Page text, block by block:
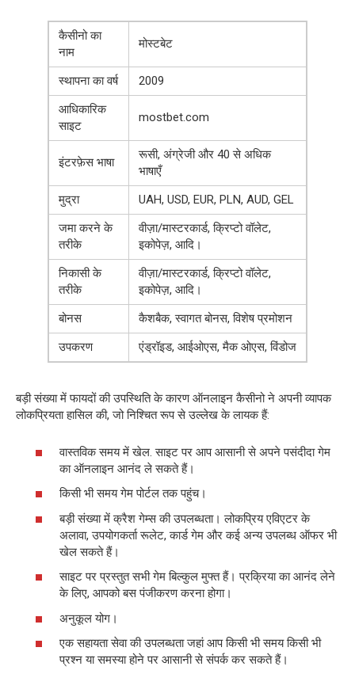
कैसीनो का
नाम
मोस्टबेट
स्थापना का वर्ष
2009
आधिकारिक
साइट
mostbet.com
इंटरफ़ेस भाषा
रूसी, अंग्रेजी और 40 से अधिक
भाषाएँ
मुद्रा
UAH, USD, EUR, PLN, AUD, GEL
जमा करने के
तरीके
वीज़ा/मास्टरकार्ड, क्रिप्टो वॉलेट,
इकोपेज़, आदि।
निकासी के
तरीके
वीज़ा/मास्टरकार्ड, क्रिप्टो वॉलेट,
इकोपेज़, आदि।
बोनस
कैशबैक, स्वागत बोनस, विशेष प्रमोशन
उपकरण
एंड्रॉइड, आईओएस, मैक ओएस, विंडोज
बड़ी संख्या में फायदों की उपस्थिति के कारण ऑनलाइन कैसीनो ने अपनी व्यापक
लोकप्रियता हासिल की, जो निश्चित रूप से उल्लेख के लायक हैं:
वास्तविक समय में खेल. साइट पर आप आसानी से अपने पसंदीदा गेम
का ऑनलाइन आनंद ले सकते हैं।
किसी भी समय गेम पोर्टल तक पहुंच।
बड़ी संख्या में क्रैश गेम्स की उपलब्धता। लोकप्रिय एविएटर के
अलावा, उपयोगकर्ता रूलेट, कार्ड गेम और कई अन्य उपलब्ध ऑफर भी
खेल सकते हैं।
साइट पर प्रस्तुत सभी गेम बिल्कुल मुफ्त हैं। प्रक्रिया का आनंद लेने
के लिए, आपको बस पंजीकरण करना होगा।
अनुकूल योग।
एक सहायता सेवा की उपलब्धता जहां आप किसी भी समय किसी भी
प्रश्न या समस्या होने पर आसानी से संपर्क कर सकते हैं।